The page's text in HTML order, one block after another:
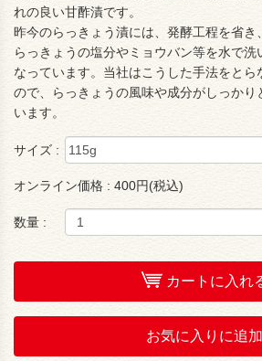
れの良い甘酢漬です。
昨今のらっきょう漬には、発酵工程を省き
らっきょうの塩分やミョウバン等を水で洗
なっています。当社はこうした手法をとら
ので、らっきょうの風味や成分がしっかり
います。
サイズ :
オンライン価格 : 400円(税込)
数量 :
カートに入れ
お気に入りに追加